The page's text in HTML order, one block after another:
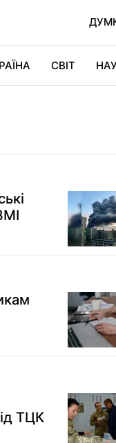
СВІТ
ТЦК